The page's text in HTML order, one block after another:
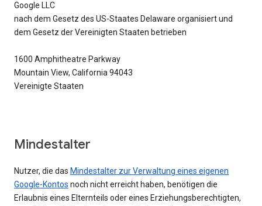
Google LLC
nach dem Gesetz des US-Staates Delaware organisiert und
dem Gesetz der Vereinigten Staaten betrieben
1600 Amphitheatre Parkway
Mountain View, California 94043
Vereinigte Staaten
Mindestalter
Nutzer, die das Mindestalter zur Verwaltung eines eigenen
Google-Kontos noch nicht erreicht haben, benötigen die
Erlaubnis eines Elternteils oder eines Erziehungsberechtigten,